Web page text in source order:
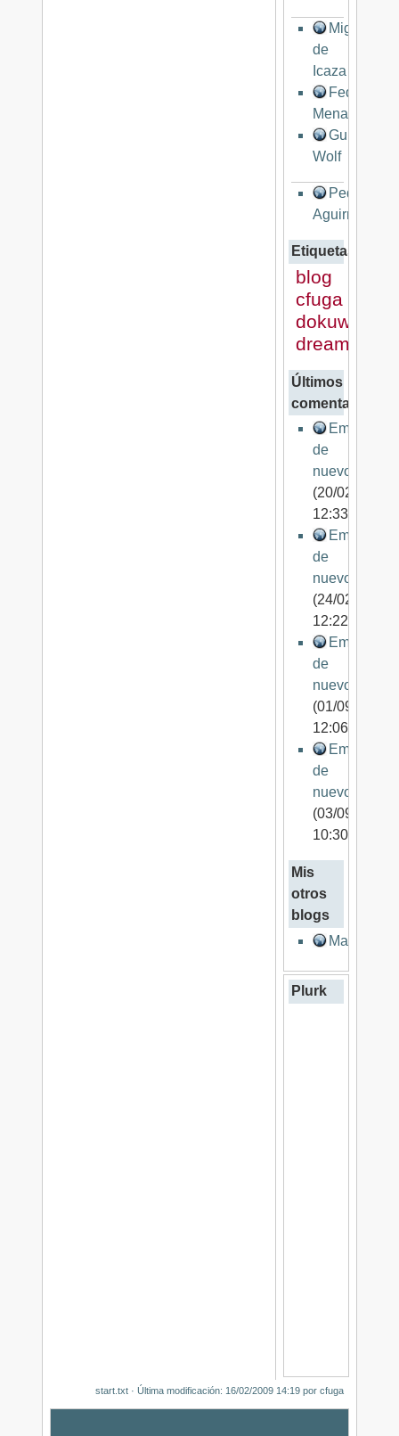
Miguel
de
Icaza
Federico
Mena
Gunnar
Wolf
Pedro
Aguirre
Etiquetas
blog
cfuga
dokuwiki
dreamhost
Últimos
comentarios
de
nuevo
(20/02/2009
12:33)
de
nuevo
(24/02/2009
12:22)
de
nuevo
(01/09/2009
12:06)
de
nuevo
(03/09/2009
10:30)
Mis
otros
blogs
Plurk
start.txt · Última modificación: 16/02/2009 14:19 porcfuga